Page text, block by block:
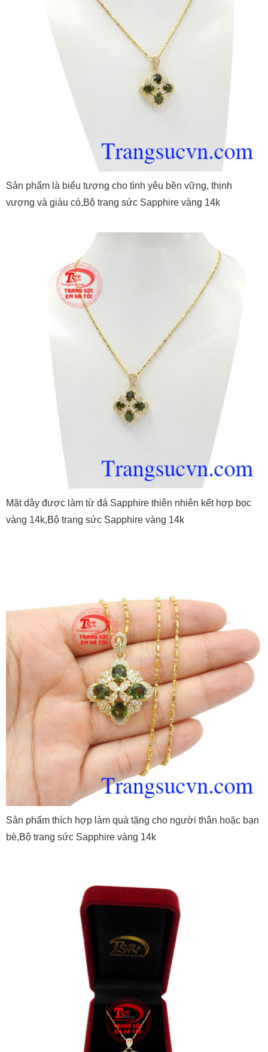
Sản phẩm là biểu tượng cho tình yêu bền vững, thịnh
vượng và giàu có,Bộ trang sức Sapphire vàng 14k
Mặt dây được làm từ đá Sapphire thiên nhiên kết hợp bọc
vàng 14k,Bộ trang sức Sapphire vàng 14k
Sản phẩm thích hợp làm quà tặng cho người thân hoặc bạn
bè,Bộ trang sức Sapphire vàng 14k